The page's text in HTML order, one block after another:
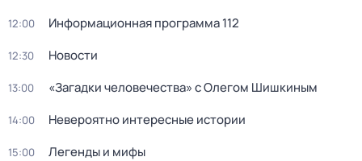
12:00 Информационная программа 112
12:30 Новости
13:00 «Загадки человечества» с Олегом Шишкиным
14:00 Невероятно интересные истории
15:00 Легенды и мифы